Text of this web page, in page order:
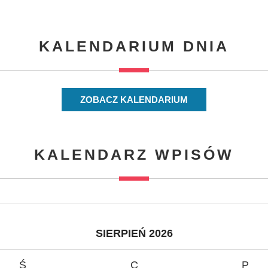
KALENDARIUM DNIA
ZOBACZ KALENDARIUM
KALENDARZ WPISÓW
SIERPIEŃ 2026
Ś C P